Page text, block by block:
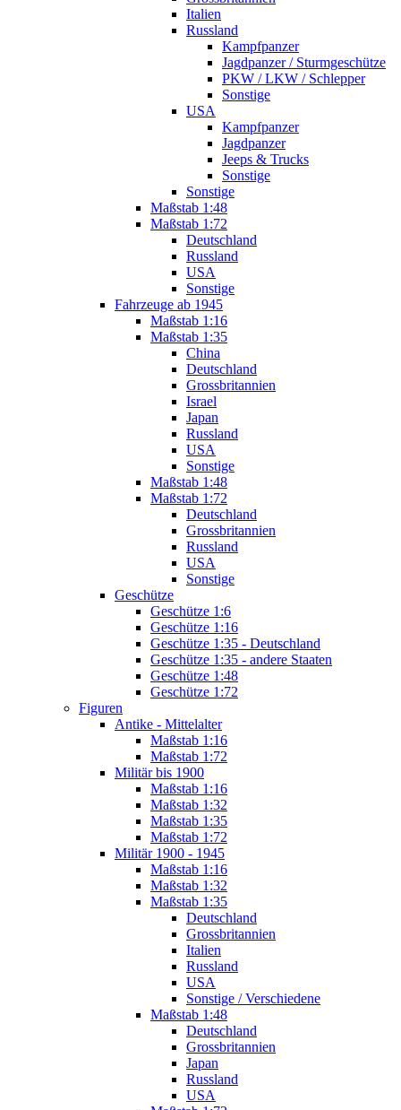
Italien
Russland
Kampfpanzer
Jagdpanzer / Sturmgeschütze
PKW / LKW / Schlepper
Sonstige
USA
Kampfpanzer
Jagdpanzer
Jeeps & Trucks
Sonstige
Sonstige
Maßstab 1:48
Maßstab 1:72
Deutschland
Russland
USA
Sonstige
Fahrzeuge ab 1945
Maßstab 1:16
Maßstab 1:35
China
Deutschland
Grossbritannien
Israel
Japan
Russland
USA
Sonstige
Maßstab 1:48
Maßstab 1:72
Deutschland
Grossbritannien
Russland
USA
Sonstige
Geschütze
Geschütze 1:6
Geschütze 1:16
Geschütze 1:35 - Deutschland
Geschütze 1:35 - andere Staaten
Geschütze 1:48
Geschütze 1:72
Figuren
Antike - Mittelalter
Maßstab 1:16
Maßstab 1:72
Militär bis 1900
Maßstab 1:16
Maßstab 1:32
Maßstab 1:35
Maßstab 1:72
Militär 1900 - 1945
Maßstab 1:16
Maßstab 1:32
Maßstab 1:35
Deutschland
Grossbritannien
Italien
Russland
USA
Sonstige / Verschiedene
Maßstab 1:48
Deutschland
Grossbritannien
Japan
Russland
USA